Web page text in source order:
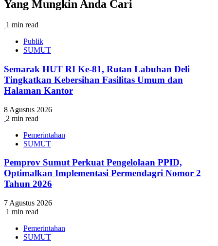
Yang Mungkin Anda Cari
1 min read
Publik
SUMUT
Semarak HUT RI Ke-81, Rutan Labuhan Deli
Tingkatkan Kebersihan Fasilitas Umum dan
Halaman Kantor
8 Agustus 2026
2 min read
Pemerintahan
SUMUT
Pemprov Sumut Perkuat Pengelolaan PPID,
Optimalkan Implementasi Permendagri Nomor 2
Tahun 2026
7 Agustus 2026
1 min read
Pemerintahan
SUMUT